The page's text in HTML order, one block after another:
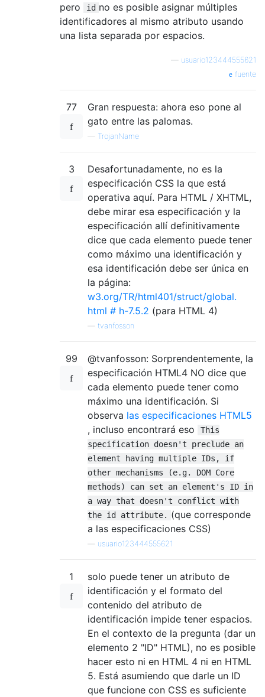
pero id no es posible asignar múltiples
identificadores al mismo atributo usando
una lista separada por espacios.
usuario123444555621
fuente
77
Gran respuesta: ahora eso pone al
gato entre las palomas.
— TrojanName
3
Desafortunadamente, no es la
especificación CSS la que está
operativa aquí. Para HTML / XHTML,
debe mirar esa especificación y la
especificación allí definitivamente
dice que cada elemento puede tener
como máximo una identificación y
esa identificación debe ser única en
la página:
w3.org/TR/html401/struct/global.
html # h-7.5.2 (para HTML 4)
tvanfosson
99
@tvanfosson: Sorprendentemente, la
especificación HTML4 NO dice que
cada elemento puede tener como
máximo una identificación. Si
observa las especificaciones HTML5
, incluso encontrará eso
This
specification doesn't preclude an
element having multiple IDs, if
other mechanisms (e.g. DOM Core
methods) can set an element's ID in
a way that doesn't conflict with
the id attribute. (que corresponde
a las especificaciones CSS)
usuario123444555621
1
solo puede tener un atributo de
identificación y el formato del
contenido del atributo de
identificación impide tener espacios.
En el contexto de la pregunta (dar un
elemento 2 "ID" HTML), no es posible
hacer esto ni en HTML 4 ni en HTML
5. Está asumiendo que darle un ID
que funcione con CSS es suficiente